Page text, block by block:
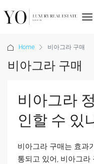
Home 비아그라 구매
비아그라 구매
비아그라
인할 수 있
비아그라 구매는 효과
통되고 있어, 비아그